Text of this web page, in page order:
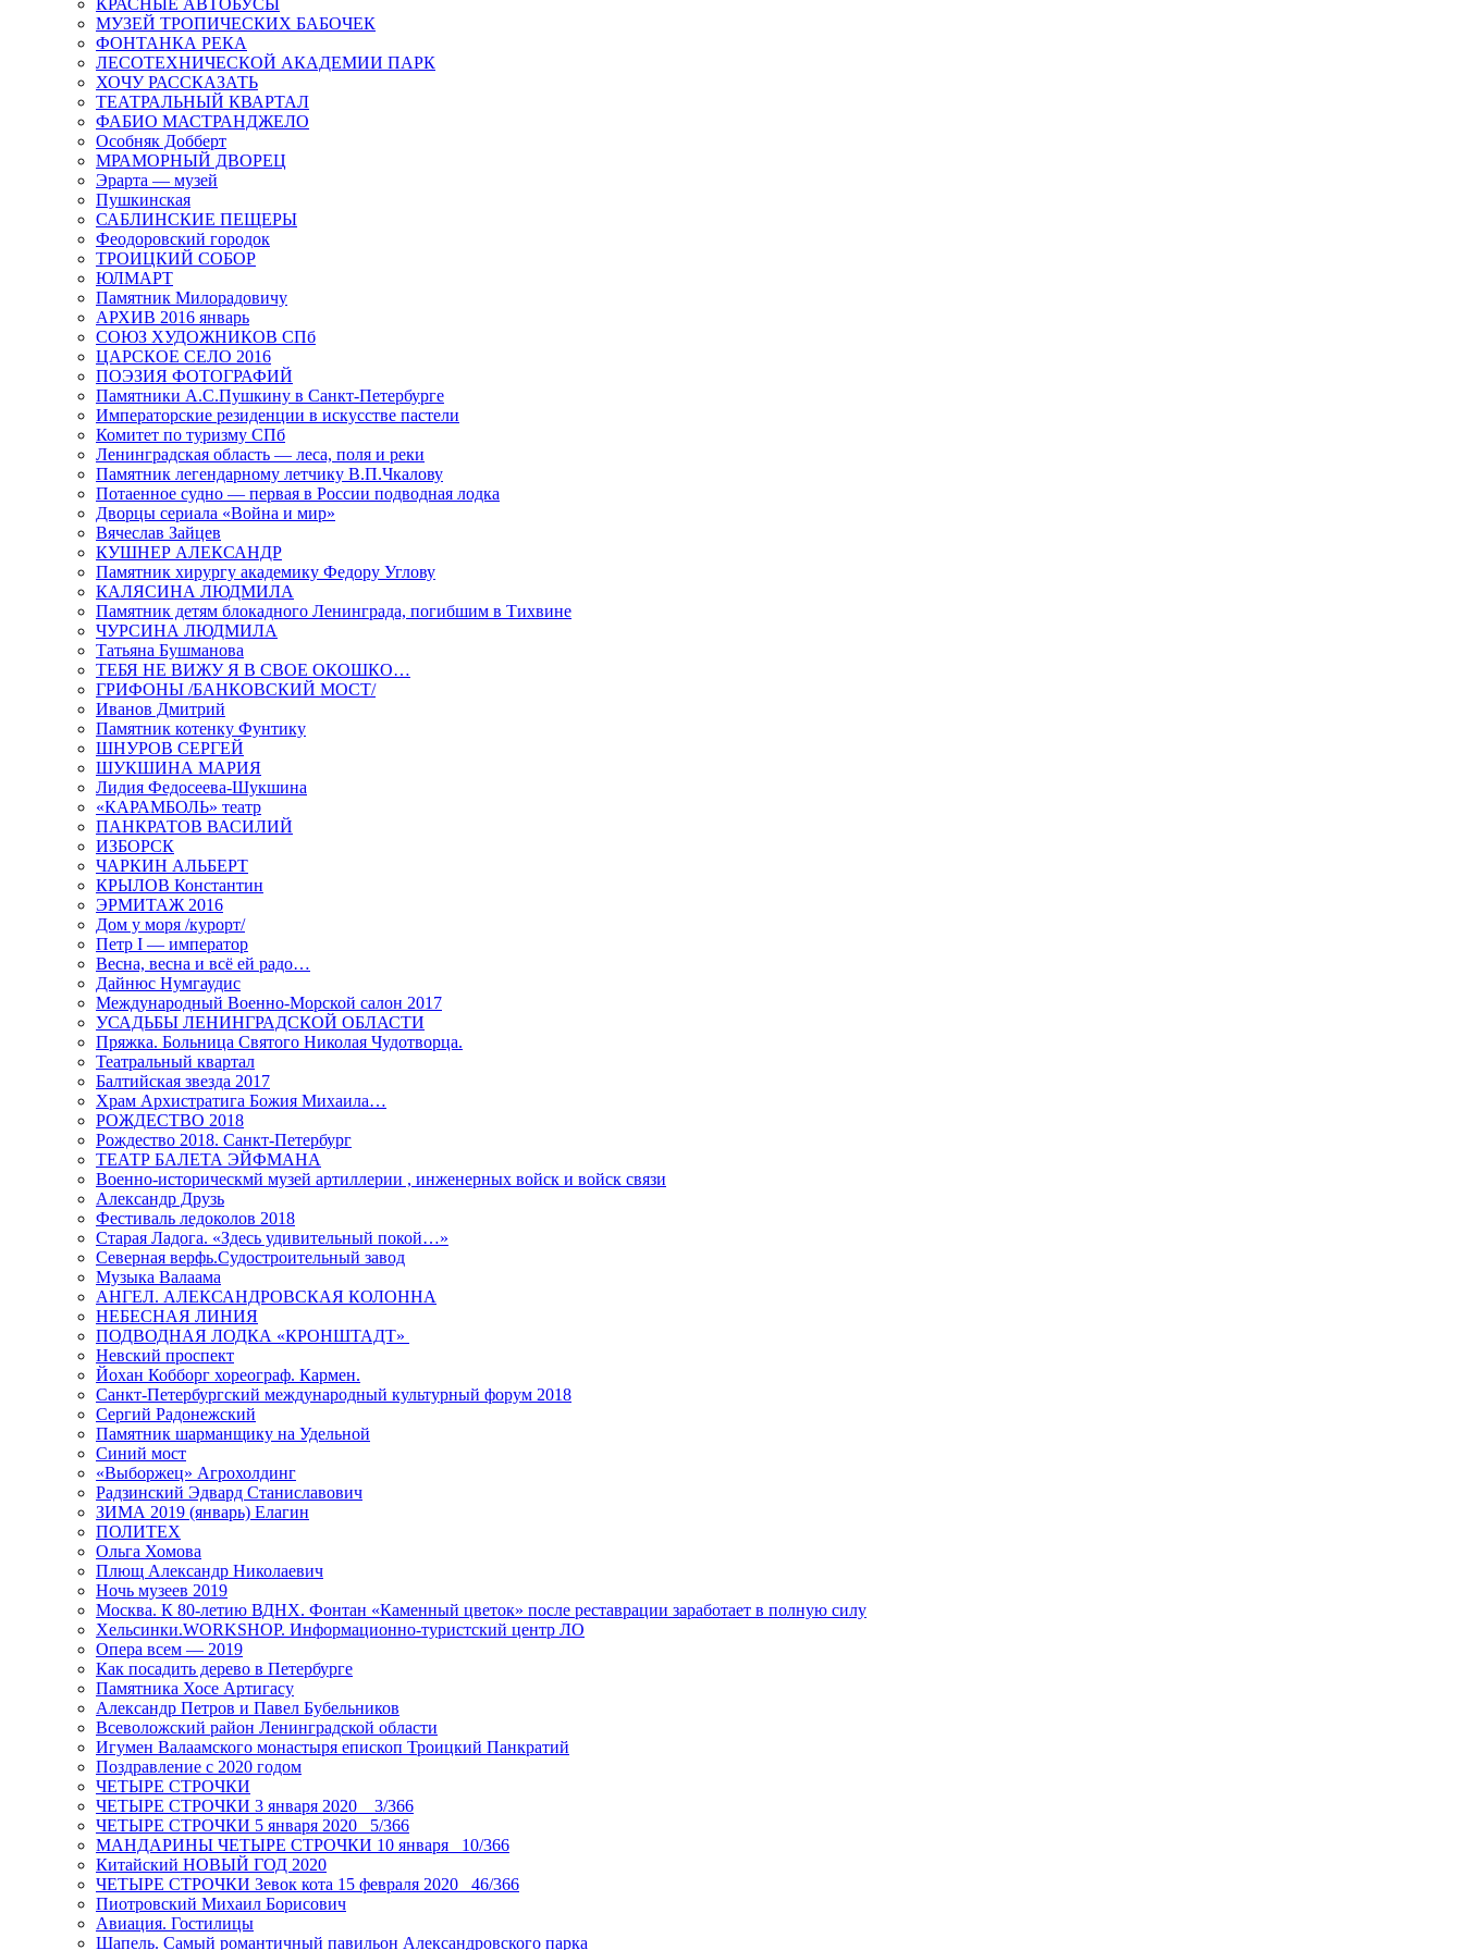
КРАСНЫЕ АВТОБУСЫ
МУЗЕЙ ТРОПИЧЕСКИХ БАБОЧЕК
ФОНТАНКА РЕКА
ЛЕСОТЕХНИЧЕСКОЙ АКАДЕМИИ ПАРК
ХОЧУ РАССКАЗАТЬ
ТЕАТРАЛЬНЫЙ КВАРТАЛ
ФАБИО МАСТРАНДЖЕЛО
Особняк Добберт
МРАМОРНЫЙ ДВОРЕЦ
Эрарта — музей
Пушкинская
САБЛИНСКИЕ ПЕЩЕРЫ
Феодоровский городок
ТРОИЦКИЙ СОБОР
ЮЛМАРТ
Памятник Милорадовичу
АРХИВ 2016 январь
СОЮЗ ХУДОЖНИКОВ СПб
ЦАРСКОЕ СЕЛО 2016
ПОЭЗИЯ ФОТОГРАФИЙ
Памятники А.С.Пушкину в Санкт-Петербурге
Императорские резиденции в искусстве пастели
Комитет по туризму СПб
Ленинградская область — леса, поля и реки
Памятник легендарному летчику В.П.Чкалову
Потаенное судно — первая в России подводная лодка
Дворцы сериала «Война и мир»
Вячеслав Зайцев
КУШНЕР АЛЕКСАНДР
Памятник хирургу академику Федору Углову
КАЛЯСИНА ЛЮДМИЛА
Памятник детям блокадного Ленинграда, погибшим в Тихвине
ЧУРСИНА ЛЮДМИЛА
Татьяна Бушманова
ТЕБЯ НЕ ВИЖУ Я В СВОЕ ОКОШКО…
ГРИФОНЫ /БАНКОВСКИЙ МОСТ/
Иванов Дмитрий
Памятник котенку Фунтику
ШНУРОВ СЕРГЕЙ
ШУКШИНА МАРИЯ
Лидия Федосеева-Шукшина
«КАРАМБОЛЬ» театр
ПАНКРАТОВ ВАСИЛИЙ
ИЗБОРСК
ЧАРКИН АЛЬБЕРТ
КРЫЛОВ Константин
ЭРМИТАЖ 2016
Дом у моря /курорт/
Петр I — император
Весна, весна и всё ей радо…
Дайнюс Нумгаудис
Международный Военно-Морской салон 2017
УСАДЬБЫ ЛЕНИНГРАДСКОЙ ОБЛАСТИ
Пряжка. Больница Святого Николая Чудотворца.
Театральный квартал
Балтийская звезда 2017
Храм Архистратига Божия Михаила…
РОЖДЕСТВО 2018
Рождество 2018. Санкт-Петербург
ТЕАТР БАЛЕТА ЭЙФМАНА
Военно-историческмй музей артиллерии , инженерных войск и войск связи
Александр Друзь
Фестиваль ледоколов 2018
Старая Ладога. «Здесь удивительный покой…»
Северная верфь.Судостроительный завод
Музыка Валаама
АНГЕЛ. АЛЕКСАНДРОВСКАЯ КОЛОННА
НЕБЕСНАЯ ЛИНИЯ
ПОДВОДНАЯ ЛОДКА «КРОНШТАДТ»
Невский проспект
Йохан Кобборг хореограф. Кармен.
Санкт-Петербургский международный культурный форум 2018
Сергий Радонежский
Памятник шарманщику на Удельной
Синий мост
«Выборжец» Агрохолдинг
Радзинский Эдвард Станиславович
ЗИМА 2019 (январь) Елагин
ПОЛИТЕХ
Ольга Хомова
Плющ Александр Николаевич
Ночь музеев 2019
Москва. К 80-летию ВДНХ. Фонтан «Каменный цветок» после реставрации заработает в полную силу
Хельсинки.WORKSHOP. Информационно-туристский центр ЛО
Опера всем — 2019
Как посадить дерево в Петербурге
Памятника Хосе Артигасу
Александр Петров и Павел Бубельников
Всеволожский район Ленинградской области
Игумен Валаамского монастыря епископ Троицкий Панкратий
Поздравление с 2020 годом
ЧЕТЫРЕ СТРОЧКИ
ЧЕТЫРЕ СТРОЧКИ 3 января 2020 _ 3/366
ЧЕТЫРЕ СТРОЧКИ 5 января 2020_ 5/366
МАНДАРИНЫ ЧЕТЫРЕ СТРОЧКИ 10 января _10/366
Китайский НОВЫЙ ГОД 2020
ЧЕТЫРЕ СТРОЧКИ Зевок кота 15 февраля 2020_ 46/366
Пиотровский Михаил Борисович
Авиация. Гостилицы
Шапель. Самый романтичный павильон Александровского парка